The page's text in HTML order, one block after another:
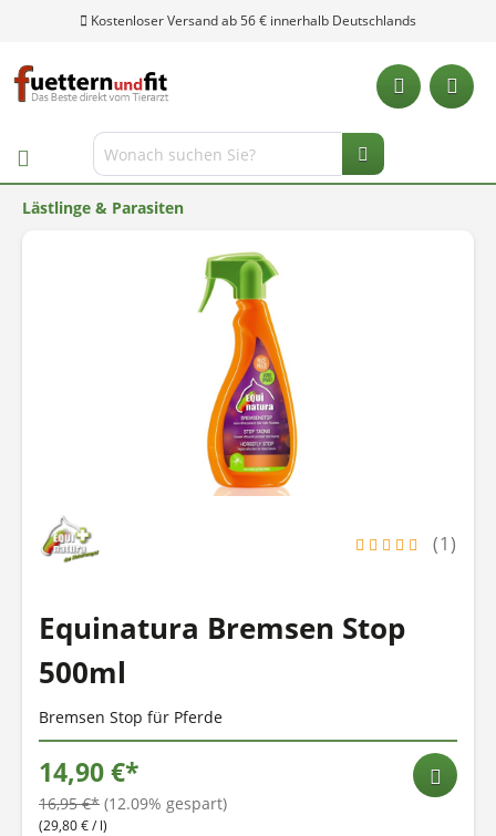
Kostenloser Versand ab 56 € innerhalb Deutschlands
Lästlinge & Parasiten
(1)
Equinatura Bremsen Stop
500ml
Bremsen Stop für Pferde
14,90 €*
16,95 €* (12.09% gespart)
(29,80 € / l)